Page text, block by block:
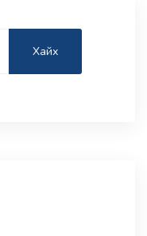
Хайх